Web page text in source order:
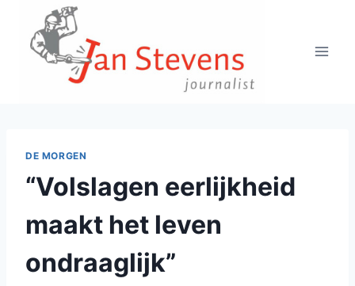
Doorgaan
inhoud
DE MORGEN
“Volslagen eerlijkheid
maakt het leven
ondraaglijk”